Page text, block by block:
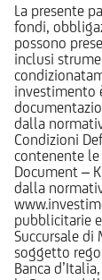
La presente
fondi,
possono
inclusi
investimento
dalla
Condizioni
contenente
Document –
dalla
pubblicitarie
Succursale di
soggetto
Banca